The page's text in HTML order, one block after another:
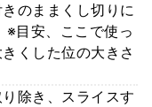
のままくし切りに
※目安、ここで使っ
くした位の大きさ
除き、スライスす